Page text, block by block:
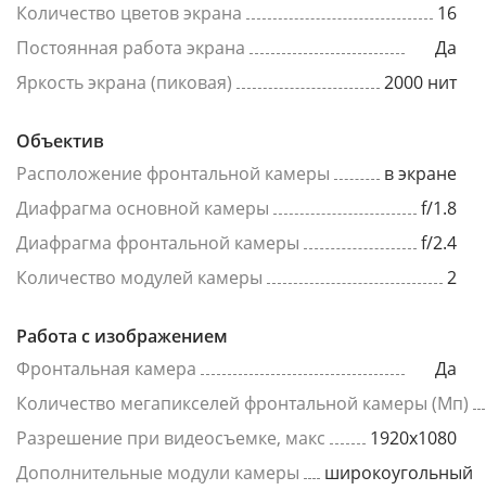
Количество цветов экрана
16
Постоянная работа экрана
Да
Яркость экрана (пиковая)
2000 нит
Объектив
Расположение фронтальной камеры
в экране
Диафрагма основной камеры
f/1.8
Диафрагма фронтальной камеры
f/2.4
Количество модулей камеры
2
Работа с изображением
Фронтальная камера
Да
Количество мегапикселей фронтальной камеры (Мп)
Разрешение при видеосъемке, макс
1920x1080
Дополнительные модули камеры
широкоугольный